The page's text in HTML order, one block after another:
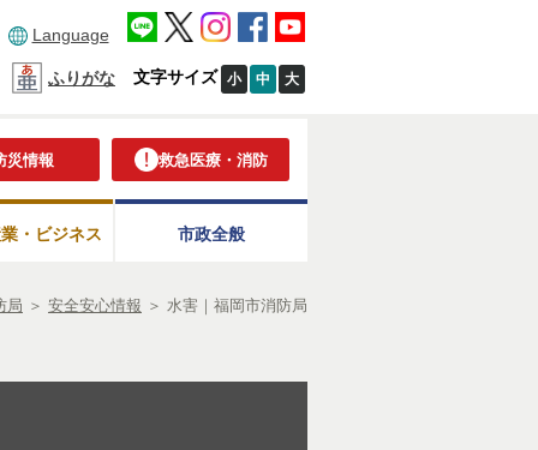
Language
ふりがな 文字サイズ 小 中 大
災情報 救急医療・消防
・ビジネス 市政全般
局 ＞ 安全安心情報 ＞ 水害｜福岡市消防局